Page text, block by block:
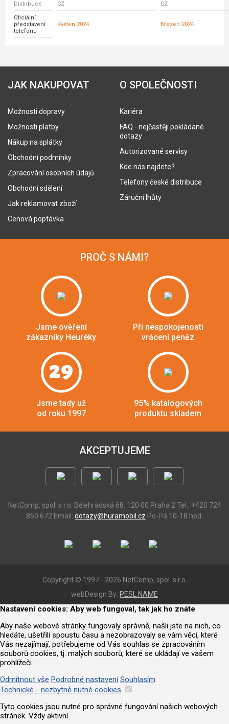
Distribuce CZ CZ
Oficiální
představení
telefonu
Květen 2024 Březen 2024
JAK NAKUPOVAT
Možnosti dopravy
Možnosti platby
Nákup na splátky
Obchodní podmínky
Zpracování osobních údajů
Obchodní sdělení
Jak reklamovat zboží
Cenová poptávka
O SPOLEČNOSTI
Kariéra
FAQ - nejčastěji pokládané
dotazy
Autorizované servisy
Kde nás najdete?
Telefony české distribuce
Záruční lhůty
PROČ S NÁMI?
Jsme ověření
zákazníky Heuréky
Při nespokojenosti
vrácení peněz
29
Jsme tady už
od roku 1997
95% katalogových
produktu skladem
AKCEPTUJEME
NetComp, spol. s r.o. Bělehradská 68, 120 00 Praha 2 Tel.: +420 724
850 672 Email: dotazy@huramobil.cz Po-Pá 10-18 hod.
Copyright © 1997 - 2026 NetComp, spol. s r.o.
webDesign By: PESL.NAME
Nastavení cookies: Aby web fungoval, tak jak ho znáte
Aby naše webové stránky fungovaly správně, našli jste na nich, co
hledáte, ušetřili spoustu času a nezobrazovaly se vám věci, které
Vás nezajímají, potřebujeme od Vás souhlas se zpracováním
souborů cookies, tj. malých souborů, které se ukládají ve vašem
prohlížeči.
Odmítnout vše Podrobné nastavení Souhlasím
Technické - nezbytně nutné cookies
Tyto cookies jsou nutné pro správné fungování našich webových
stránek. Vždy aktivní.